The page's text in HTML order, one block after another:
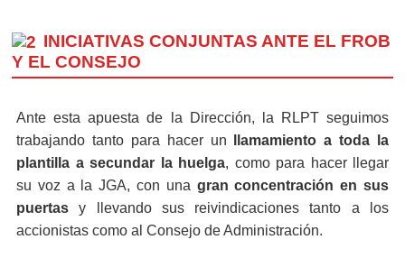
INICIATIVAS CONJUNTAS ANTE EL FROB
Y EL CONSEJO
Ante esta apuesta de la Dirección, la RLPT seguimos
trabajando tanto para hacer un
llamamiento a toda la
plantilla a secundar la huelga, como para hacer llegar
su voz a la JGA, con una gran concentración en sus
puertas y llevando sus reivindicaciones tanto a los
accionistas como al Consejo de Administración.